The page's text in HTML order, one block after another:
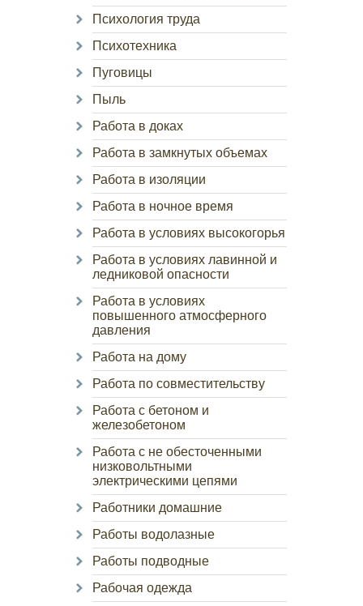
Психология труда
Психотехника
Пуговицы
Пыль
Работа в доках
Работа в замкнутых объемах
Работа в изоляции
Работа в ночное время
Работа в условиях высокогорья
Работа в условиях лавинной и
ледниковой опасности
Работа в условиях
повышенного атмосферного
давления
Работа на дому
Работа по совместительству
Работа с бетоном и
железобетоном
Работа с не обесточенными
низковольтными
электрическими цепями
Работники домашние
Работы водолазные
Работы подводные
Рабочая одежда